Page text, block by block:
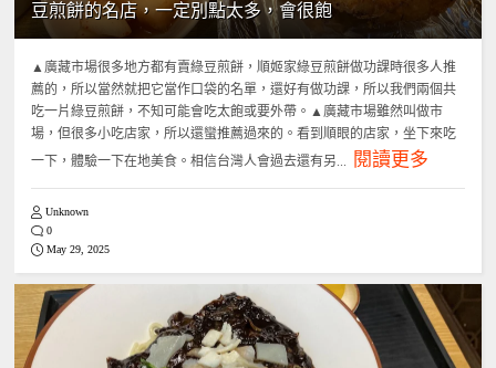
豆煎餅的名店，一定別點太多，會很飽
▲廣藏市場很多地方都有賣綠豆煎餅，順姬家綠豆煎餅做功課時很多人推
薦的，所以當然就把它當作口袋的名單，還好有做功課，所以我們兩個共
吃一片綠豆煎餅，不知可能會吃太飽或要外帶。▲廣藏市場雖然叫做市
場，但很多小吃店家，所以還蠻推薦過來的。看到順眼的店家，坐下來吃
一下，體驗一下在地美食。相信台灣人會過去還有另...
閱讀更多
Unknown
0
May 29, 2025